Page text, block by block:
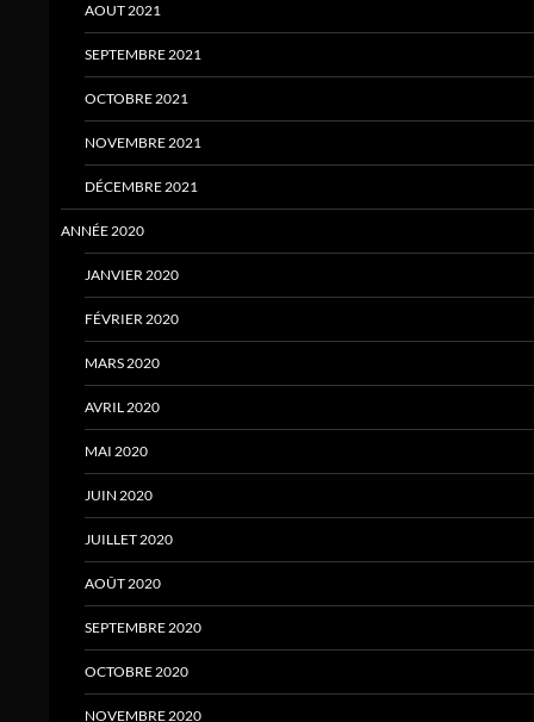
AOUT 2021
SEPTEMBRE 2021
OCTOBRE 2021
NOVEMBRE 2021
DÉCEMBRE 2021
ANNÉE 2020
JANVIER 2020
FÉVRIER 2020
MARS 2020
AVRIL 2020
MAI 2020
JUIN 2020
JUILLET 2020
AOÛT 2020
SEPTEMBRE 2020
OCTOBRE 2020
NOVEMBRE 2020